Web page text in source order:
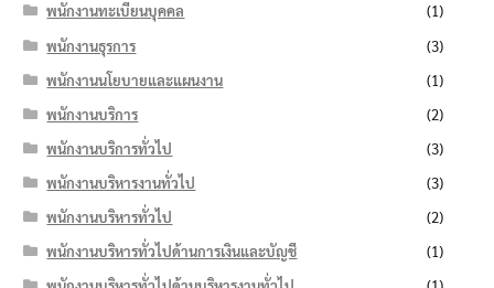
พนักงานทะเบียนบุคคล
(1)
พนักงานธุรการ
(3)
พนักงานนโยบายและแผนงาน
(1)
พนักงานบริการ
(2)
พนักงานบริการทั่วไป
(3)
พนักงานบริหารงานทั่วไป
(3)
พนักงานบริหารทั่วไป
(2)
พนักงานบริหารทั่วไปด้านการเงินและบัญชี
(1)